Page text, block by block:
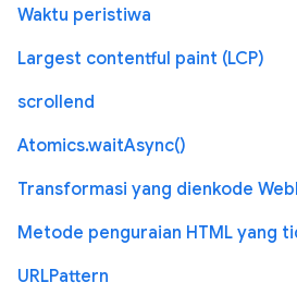
Waktu peristiwa
Largest contentful paint (LCP)
scrollend
Atomics.waitAsync()
Transformasi yang dienkode
Metode penguraian HTML yang
URLPattern